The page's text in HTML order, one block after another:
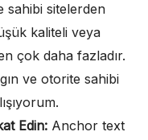
sahibi sitelerden
kaliteli veya
çok daha fazladır.
ve otorite sahibi
Edin: Anchor text